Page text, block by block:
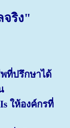
จริง"
ที่ปรึกษาได้
ให้องค์กรที่